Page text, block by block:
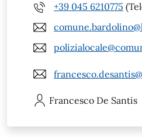
+39 045 6210775
Francesco De Santis